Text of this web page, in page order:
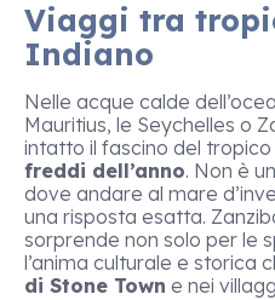
Viaggi tra
Indiano
Nelle acque calde
Mauritius, le Seychelles o
intatto il fascino del tropico
freddi dell’anno. Non è
dove andare al mare
una risposta esatta.
sorprende non solo per le
l’anima culturale e storica
di Stone Town e nei